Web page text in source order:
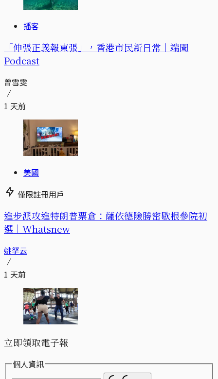
播客
「伸張正義報東張」，香港市民新日常｜端聞
Podcast
曾雪雯
1 天前
美國
僅限註冊用戶
進步派攻進特朗普票倉：薩依德險勝密歇根參院初
選｜Whatsnew
姚拏云
1 天前
立即領取電子報
個人資訊